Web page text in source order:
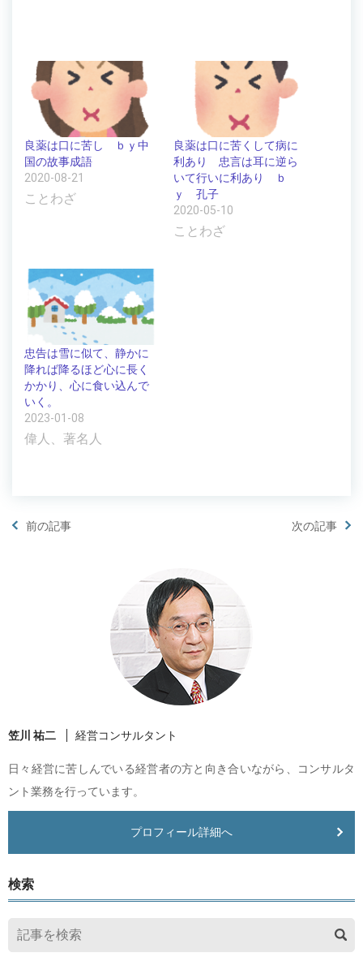
良薬は口に苦し ｂｙ中
国の故事成語
2020-08-21
ことわざ
良薬は口に苦くして病に
利あり 忠言は耳に逆ら
いて行いに利あり ｂ
ｙ 孔子
2020-05-10
ことわざ
忠告は雪に似て、静かに
降れば降るほど心に長く
かかり、心に食い込んで
いく。
2023-01-08
偉人、著名人
前の記事 次の記事
笠川 祐二 経営コンサルタント
日々経営に苦しんでいる経営者の方と向き合いながら、コンサルタ
ント業務を行っています。
プロフィール詳細へ
検索